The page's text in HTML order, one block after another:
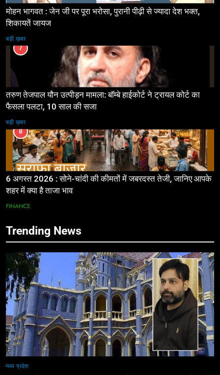
मोहन भागवत : जेन जी पर पूरा भरोसा, पुरानी पीढ़ी से ज्यादा देश भक्त,
शिकायतें जायज
बड़ी ख़बर
7
तरुण तेजपाल यौन उत्पीड़न मामला: बॉम्बे हाईकोर्ट ने ट्रायल कोर्ट का
फैसला पलटा, 10 साल की सजा
बड़ी ख़बर
8
6 अगस्त 2026 : सोने-चांदी की कीमतों में जबरदस्त तेजी, जानिए आपके
शहर में क्या है ताजा भाव
FINANCE
Trending News
मध्य प्रदेश